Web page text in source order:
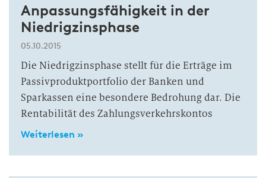
Anpassungsfähigkeit in der
Niedrigzinsphase
05.10.2015
Die Niedrigzinsphase stellt für die Erträge im
Passivproduktportfolio der Banken und
Sparkassen eine besondere Bedrohung dar. Die
Rentabilität des Zahlungsverkehrskontos
Weiterlesen »